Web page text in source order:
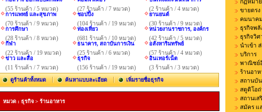
(55 ร้านค้า / 5 หมวด)
การแพทย์ และสุขภาพ
(70 ร้านค้า / 9 หมวด)
การศึกษา
(28 ร้านค้า / 8 หมวด)
กีฬา
(22 ร้านค้า / 19 หมวด)
ข่าว และสื่อ
(11 ร้านค้า / 7 หมวด)
(27 ร้านค้า / 7 หมวด)
ชอปปิ้ง
(104 ร้านค้า / 19 หมวด)
ท่องเที่ยว
(681 ร้านค้า / 10 หมวด)
ธนาคาร, สถาบันการเงิน
(25 ร้านค้า / 6 หมวด)
ธุรกิจ
(156 ร้านค้า / 19 หมวด)
(2 ร้านค้า / 4 หมวด)
ยานยนต์
(30 ร้านค้า / 9 หมวด)
หน่วยงานราชการ, องค์กร
(42 ร้านค้า / 5 หมวด)
อสังหาริมทรัพย์
(57 ร้านค้า / 4 หมวด)
อินเทอร์เน็ต
(3 ร้านค้า / 3 หมวด)
กฏหมา
ขายตรง
คมนาค
ธุรกิจพ
ธุรกิจวิศ
นำเข้า
บริการ
พาณิชย์
ร้านอาห
สถานบัน
สตูดิโอ
สถานเส
สมัคร แ
ดูร้านค้าทั้งหมด ค้นหาแบบละเอียด เพิ่มรายชื่อธุรกิจ
หมวด : ธุรกิจ > ร้านอาหาร